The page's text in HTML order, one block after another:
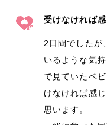
受けなければ
2日間でしたが
いるような気
で見ていたベ
けなければ感
思います。